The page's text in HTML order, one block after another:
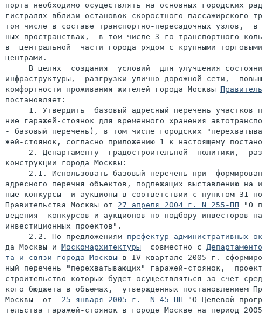
порта необходимо осуществлять на основных городских
гистралях вблизи остановок скоростного пассажирского
том числе в составе транспортно-пересадочных узлов,  в
ных пространствах,  в том числе 3-го транспортного
в  центральной  части города рядом с крупными
центрами.
В целях  создания  условий  для улучшения
инфраструктуры,  разгрузки улично-дорожной сети,
комфортности проживания жителей города Москвы
постановляет:
1. Утвердить  базовый адресный перечень участков
ние гаражей-стоянок для временного хранения
- базовый перечень), в том числе городских
жей-стоянок, согласно приложению 1 к настоящему
2. Департаменту  градостроительной  политики,
конструкции города Москвы:
2.1. Использовать базовый перечень при
адресного перечня объектов, подлежащих выставлению на
ные конкурсы  и аукционы в соответствии с пунктом 31
Правительства Москвы от 27 апреля 2004 г. N 255-ПП "О
ведения  конкурсов и аукционов по подбору инвесторов
инвестиционных проектов".
     2.2. По предложениям
префектур административных
да Москвы и Москомархитектуры
  совместно с
та и связи города Москвы в IV квартале 2005 г.
ный перечень "перехватывающих" гаражей-стоянок,
строительство которых будет осуществляться за счет
кого бюджета в объемах,  утвержденных постановлением
Москвы  от 25 января 2005 г.  N 45-ПП "О Целевой
тельства гаражей-стоянок в городе Москве на период